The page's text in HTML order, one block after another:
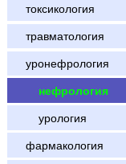
токсикология
травматология
уронефрология
нефрология
урология
фармакология